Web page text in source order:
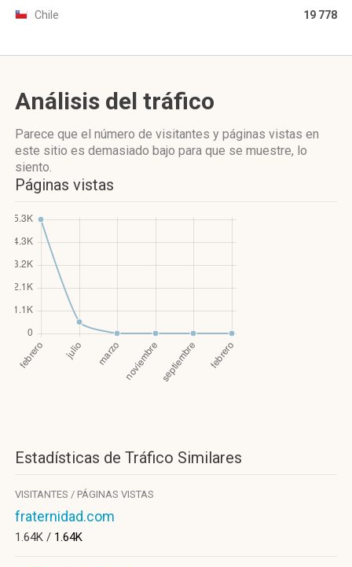
Chile 19 778
Análisis del tráfico
Parece que el número de visitantes y páginas vistas en
este sitio es demasiado bajo para que se muestre, lo
siento.
Páginas vistas
Estadísticas de Tráfico Similares
VISITANTES / PÁGINAS VISTAS
fraternidad.com
1.64K / 1.64K